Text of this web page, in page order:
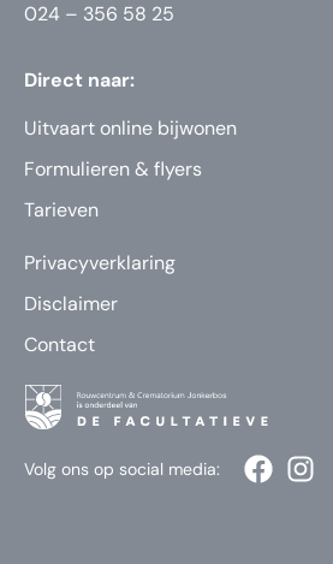
024 – 356 58 25
Direct naar:
Uitvaart online bijwonen
Formulieren & flyers
Tarieven
Privacyverklaring
Disclaimer
Contact
Volg ons op social media: